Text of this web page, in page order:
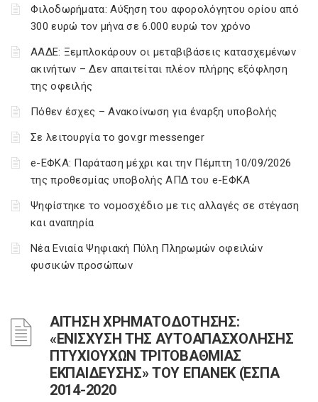
Φιλοδωρήματα: Αύξηση του αφορολόγητου ορίου από
300 ευρώ τον μήνα σε 6.000 ευρώ τον χρόνο
ΑΑΔΕ: Ξεμπλοκάρουν οι μεταβιβάσεις κατασχεμένων
ακινήτων – Δεν απαιτείται πλέον πλήρης εξόφληση
της οφειλής
Πόθεν έσχες – Ανακοίνωση για έναρξη υποβολής
Σε λειτουργία το gov.gr messenger
e-ΕΦΚΑ: Παράταση μέχρι και την Πέμπτη 10/09/2026
της προθεσμίας υποβολής ΑΠΔ του e-ΕΦΚΑ
Ψηφίστηκε το νομοσχέδιο με τις αλλαγές σε στέγαση
και αναπηρία
Νέα Ενιαία Ψηφιακή Πύλη Πληρωμών οφειλών
φυσικών προσώπων
ΑΙΤΗΣΗ ΧΡΗΜΑΤΟΔΟΤΗΣΗΣ:
«ΕΝΙΣΧΥΣΗ ΤΗΣ ΑΥΤΟΑΠΑΣΧΟΛΗΣΗΣ
ΠΤΥΧΙΟΥΧΩΝ ΤΡΙΤΟΒΑΘΜΙΑΣ
ΕΚΠΑΙΔΕΥΣΗΣ» ΤΟΥ ΕΠΑΝΕΚ (ΕΣΠΑ
2014-2020